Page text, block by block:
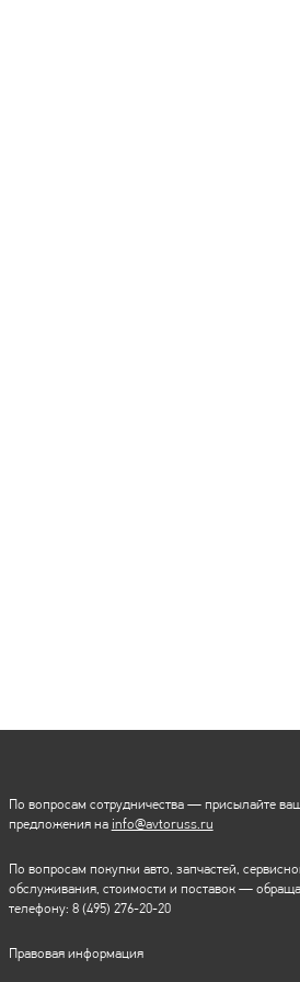
По вопросам сотрудничества — присылайте
предложения на info@avtoruss.ru
По вопросам покупки авто, запчастей,
обслуживания, стоимости и поставок —
телефону: 8 (495) 276-20-20
Правовая информация